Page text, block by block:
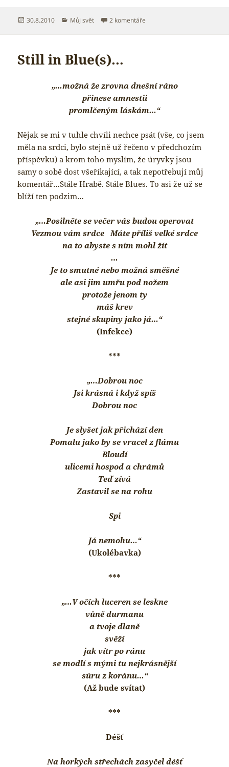
Publikováno:
30.8.2010 Rubriky:
Můj svět 2 komentářeu textu s názvem Dárky
Still in Blue(s)…
„…možná že zrovna dnešní ráno
přinese amnestii
promlčeným láskám…“
Nějak se mi v tuhle chvíli nechce psát (vše, co jsem
měla na srdci, bylo stejně už řečeno v předchozím
příspěvku) a krom toho myslím, že úryvky jsou
samy o sobě dost všeříkající, a tak nepotřebují můj
komentář…Stále Hrabě. Stále Blues. To asi že už se
blíží ten podzim…
„…Posilněte se večer vás budou operovat
Vezmou vám srdce Máte příliš velké srdce
na to abyste s ním mohl žít
…
Je to smutné nebo možná směšné
ale asi jim umřu pod nožem
protože jenom ty
máš krev
stejné skupiny jako já…“
(Infekce)
***
„…Dobrou noc
Jsi krásná i když spíš
Dobrou noc
Je slyšet jak přichází den
Pomalu jako by se vracel z flámu
Bloudí
ulicemi hospod a chrámů
Teď zívá
Zastavil se na rohu
Spi
Já nemohu…“
(Ukolébavka)
***
„…V očích luceren se leskne
vůně durmanu
a tvoje dlaně
svěží
jak vítr po ránu
se modlí s mými tu nejkrásnější
súru z koránu…“
(Až bude svítat)
***
Déšť
Na horkých střechách zasyčel déšť